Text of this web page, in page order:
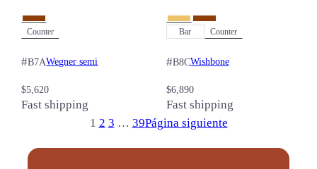
#B7AWegner semi
Counter
$5,620
Fast shipping
#B8CWishbone
Bar Counter
$6,890
Fast shipping
1 2 3 … 39Página siguiente